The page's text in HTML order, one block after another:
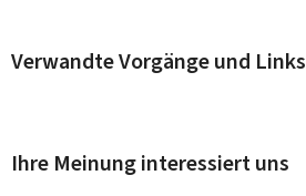
Verwandte Vorgänge und Links
Ihre Meinung interessiert uns